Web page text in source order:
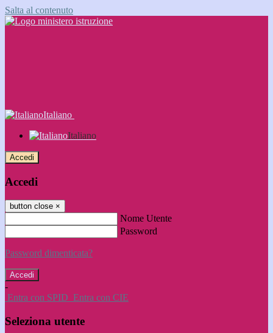
Salta al contenuto
Italiano
Italiano
Accedi
Accedi
button close ×
Nome Utente
Password
Password dimenticata?
-
Entra con SPID Entra con CIE
Seleziona utente